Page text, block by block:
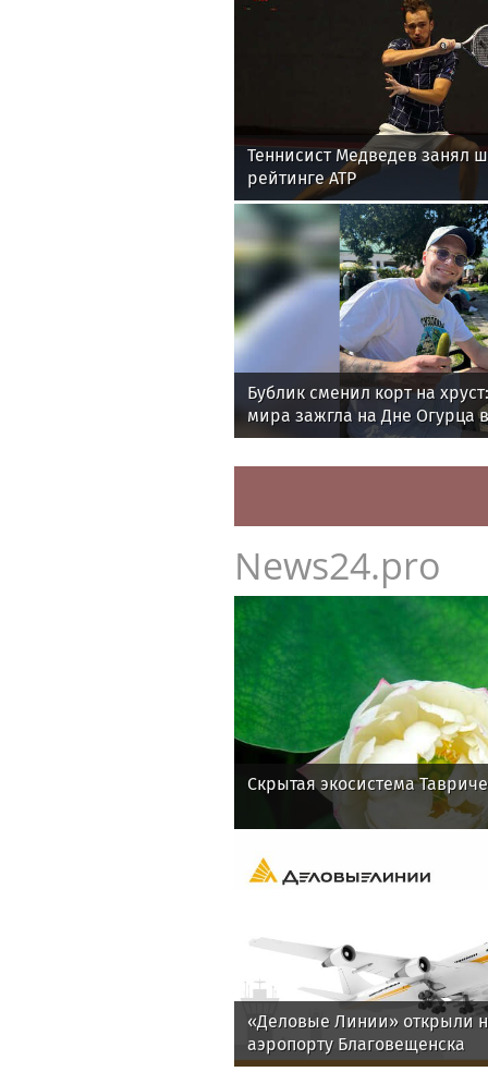
Теннисист Медведев занял
рейтинге ATP
Бублик сменил корт на
мира зажгла на Дне Огурца
News24.pro
Скрытая экосистема
«Деловые Линии» открыли
аэропорту Благовещенска